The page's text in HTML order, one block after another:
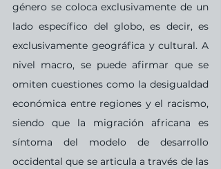
género se coloca exclusivamente de un
lado específico del globo, es decir, es
exclusivamente geográfica y cultural. A
nivel macro, se puede afirmar que se
omiten cuestiones como la desigualdad
económica entre regiones y el racismo,
siendo que la migración africana es
síntoma del modelo de desarrollo
occidental que se articula a través de las